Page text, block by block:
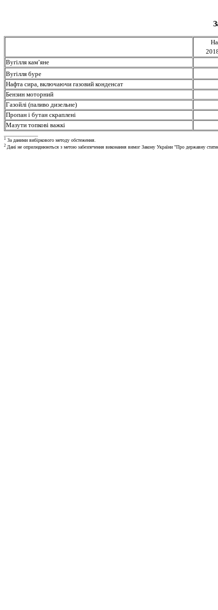
Вугілля кам’яне
Вугілля буре
Нафта сира, включаючи газовий конденсат
Бензин моторний
Газойлі (паливо дизельне)
Пропан і бутан скраплені
Мазути топкові важкі
1 За даними вибіркового методу обстеження.
2 Дані не оприлюднюються з метою забезпечення виконання вимог Закону України "Про державну